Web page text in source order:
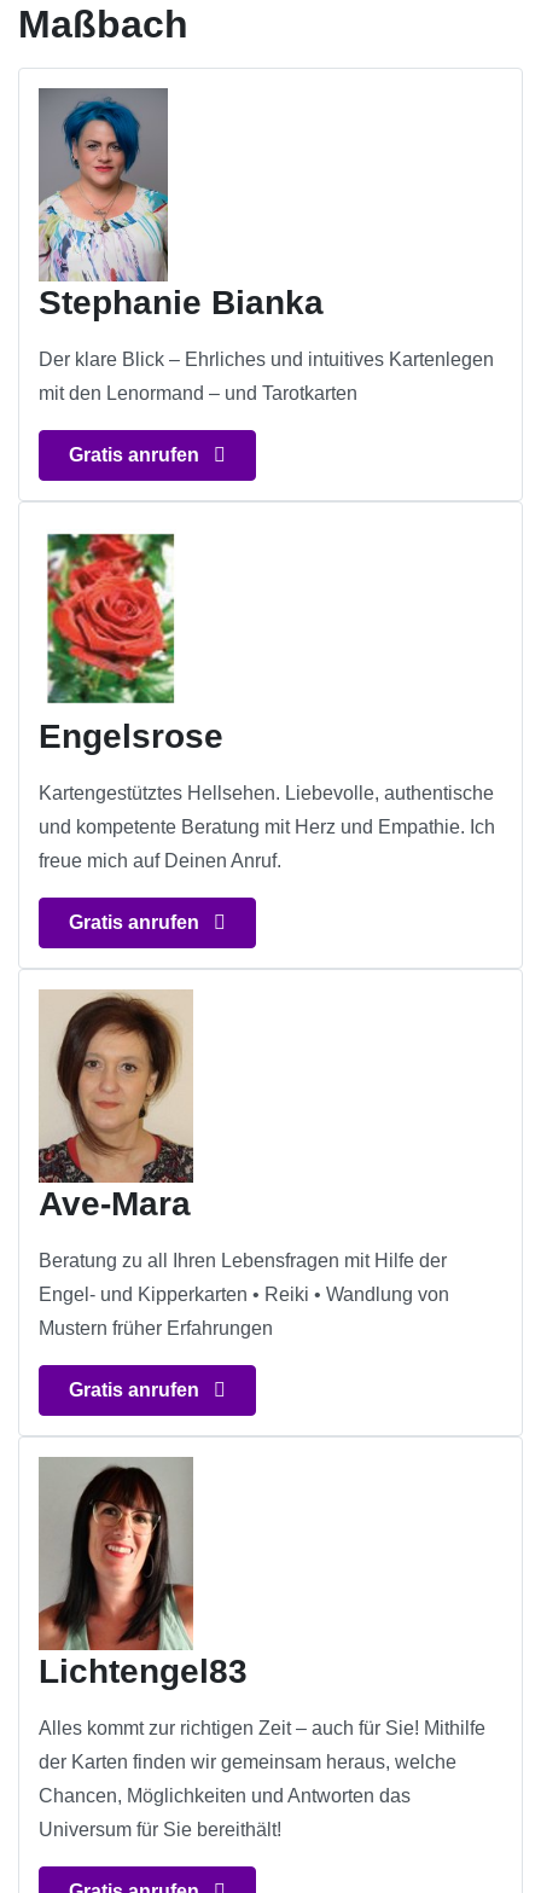
Maßbach
Stephanie Bianka
Der klare Blick – Ehrliches und intuitives Kartenlegen
mit den Lenormand – und Tarotkarten
Gratis anrufen
Engelsrose
Kartengestütztes Hellsehen. Liebevolle, authentische
und kompetente Beratung mit Herz und Empathie. Ich
freue mich auf Deinen Anruf.
Gratis anrufen
Ave-Mara
Beratung zu all Ihren Lebensfragen mit Hilfe der
Engel- und Kipperkarten • Reiki • Wandlung von
Mustern früher Erfahrungen
Gratis anrufen
Lichtengel83
Alles kommt zur richtigen Zeit – auch für Sie! Mithilfe
der Karten finden wir gemeinsam heraus, welche
Chancen, Möglichkeiten und Antworten das
Universum für Sie bereithält!